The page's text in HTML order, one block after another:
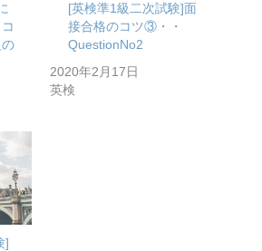
[英検準1級二次試験]面
接合格のコツ③・・
QuestionNo2
2020年2月17日
英検
]